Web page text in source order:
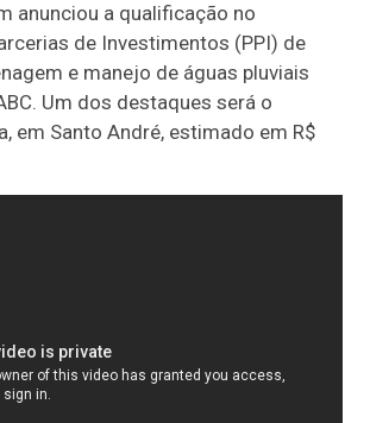
anunciou a qualificação no
de Investimentos (PPI) de
e manejo de águas pluviais
Um dos destaques será o
em Santo André, estimado em R$